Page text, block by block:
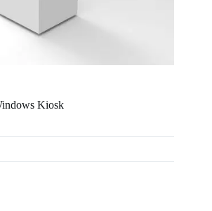
Kiosk